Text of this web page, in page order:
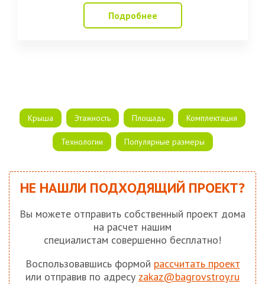
Подробнее
Крыша Этажность Площадь Комплектация
Технологии Популярные размеры
НЕ НАШЛИ ПОДХОДЯЩИЙ ПРОЕКТ?
Вы можете отправить собственный проект дома
на расчет нашим
специалистам совершенно бесплатно!
Воспользовавшись формой рассчитать проект
или отправив по адресу zakaz@bagrovstroy.ru